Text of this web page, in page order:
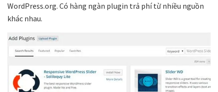
WordPress.org. Có hàng ngàn plugin trả phí từ nhiều nguồn
khác nhau.